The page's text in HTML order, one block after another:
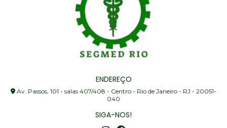
ENDEREÇO
Av. Passos, 101 - salas 407/408 - Centro - Rio de Janeiro - RJ - 20051-
040
SIGA-NOS!